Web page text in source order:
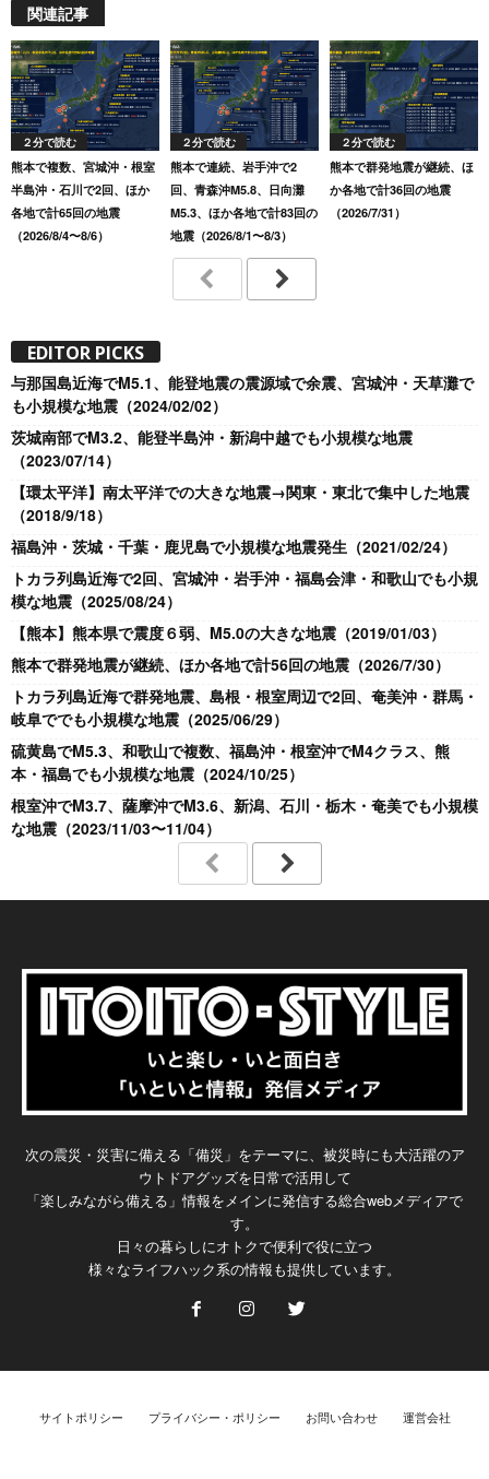
関連記事
２分で読む
熊本で複数、宮城沖・根室
半島沖・石川で2回、ほか
各地で計65回の地震
（2026/8/4〜8/6）
２分で読む
熊本で連続、岩手沖で2
回、青森沖M5.8、日向灘
M5.3、ほか各地で計83回の
地震（2026/8/1〜8/3）
２分で読む
熊本で群発地震が継続、ほ
か各地で計36回の地震
（2026/7/31）
EDITOR PICKS
与那国島近海でM5.1、能登地震の震源域で余震、宮城沖・天草灘で
も小規模な地震（2024/02/02）
茨城南部でM3.2、能登半島沖・新潟中越でも小規模な地震
（2023/07/14）
【環太平洋】南太平洋での大きな地震→関東・東北で集中した地震
（2018/9/18）
福島沖・茨城・千葉・鹿児島で小規模な地震発生（2021/02/24）
トカラ列島近海で2回、宮城沖・岩手沖・福島会津・和歌山でも小規
模な地震（2025/08/24）
【熊本】熊本県で震度６弱、M5.0の大きな地震（2019/01/03）
熊本で群発地震が継続、ほか各地で計56回の地震（2026/7/30）
トカラ列島近海で群発地震、島根・根室周辺で2回、奄美沖・群馬・
岐阜ででも小規模な地震（2025/06/29）
硫黄島でM5.3、和歌山で複数、福島沖・根室沖でM4クラス、熊
本・福島でも小規模な地震（2024/10/25）
根室沖でM3.7、薩摩沖でM3.6、新潟、石川・栃木・奄美でも小規模
な地震（2023/11/03〜11/04）
次の震災・災害に備える「備災」をテーマに、被災時にも大活躍のア
ウトドアグッズを日常で活用して
「楽しみながら備える」情報をメインに発信する総合webメディアで
す。
日々の暮らしにオトクで便利で役に立つ
様々なライフハック系の情報も提供しています。
サイトポリシー プライバシー・ポリシー お問い合わせ 運営会社